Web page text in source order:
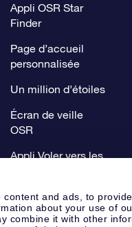
and ads, to
about your use of
combine it with other
Appli OSR Star
Finder
Page d’accueil
personnalisée
Un million d’étoiles
Écran de veille
OSR
Appli Voler vers les